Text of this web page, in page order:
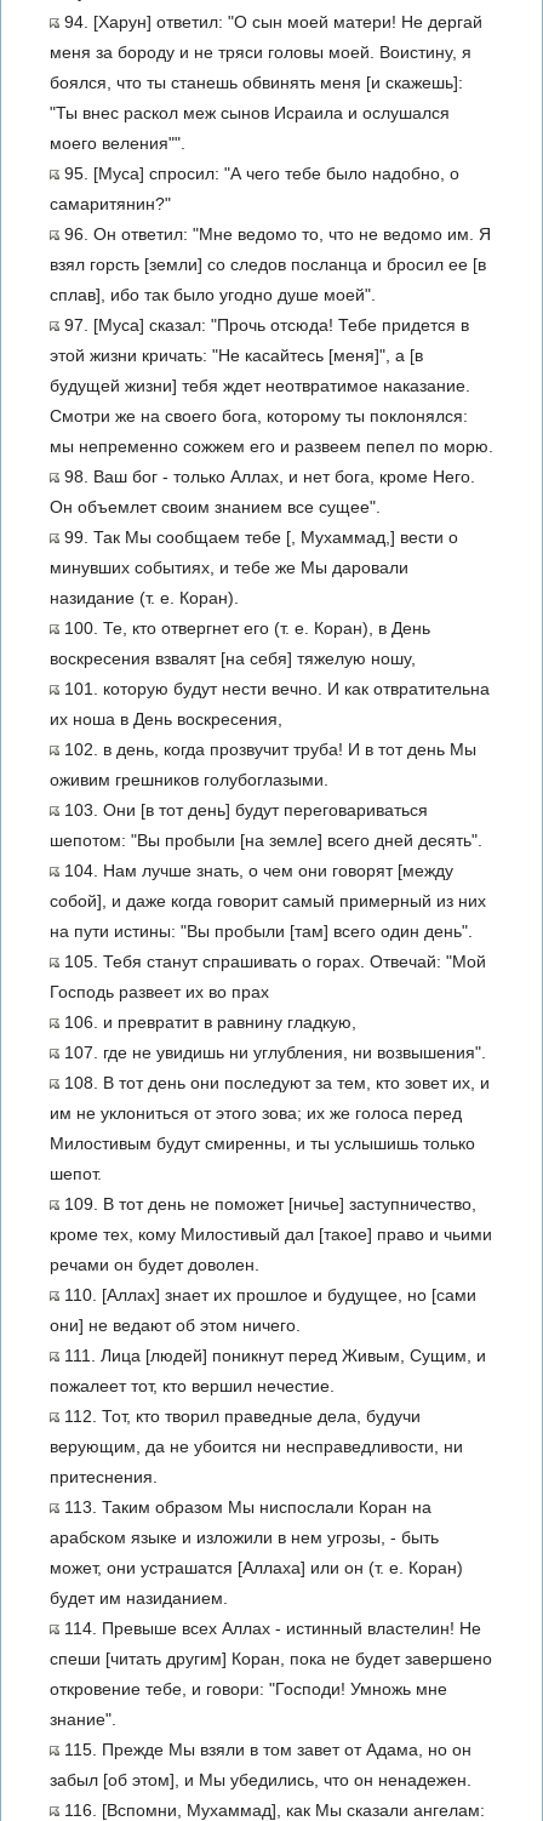
94. [Харун] ответил: "О сын моей матери! Не дергай
меня за бороду и не тряси головы моей. Воистину, я
боялся, что ты станешь обвинять меня [и скажешь]:
"Ты внес раскол меж сынов Исраила и ослушался
моего веления"".
95. [Муса] спросил: "А чего тебе было надобно, о
самаритянин?"
96. Он ответил: "Мне ведомо то, что не ведомо им. Я
взял горсть [земли] со следов посланца и бросил ее [в
сплав], ибо так было угодно душе моей".
97. [Муса] сказал: "Прочь отсюда! Тебе придется в
этой жизни кричать: "Не касайтесь [меня]", а [в
будущей жизни] тебя ждет неотвратимое наказание.
Смотри же на своего бога, которому ты поклонялся:
мы непременно сожжем его и развеем пепел по морю.
98. Ваш бог - только Аллах, и нет бога, кроме Него.
Он объемлет своим знанием все сущее".
99. Так Мы сообщаем тебе [, Мухаммад,] вести о
минувших событиях, и тебе же Мы даровали
назидание (т. е. Коран).
100. Те, кто отвергнет его (т. е. Коран), в День
воскресения взвалят [на себя] тяжелую ношу,
101. которую будут нести вечно. И как отвратительна
их ноша в День воскресения,
102. в день, когда прозвучит труба! И в тот день Мы
оживим грешников голубоглазыми.
103. Они [в тот день] будут переговариваться
шепотом: "Вы пробыли [на земле] всего дней десять".
104. Нам лучше знать, о чем они говорят [между
собой], и даже когда говорит самый примерный из них
на пути истины: "Вы пробыли [там] всего один день".
105. Тебя станут спрашивать о горах. Отвечай: "Мой
Господь развеет их во прах
106. и превратит в равнину гладкую,
107. где не увидишь ни углубления, ни возвышения".
108. В тот день они последуют за тем, кто зовет их, и
им не уклониться от этого зова; их же голоса перед
Милостивым будут смиренны, и ты услышишь только
шепот.
109. В тот день не поможет [ничье] заступничество,
кроме тех, кому Милостивый дал [такое] право и чьими
речами он будет доволен.
110. [Аллах] знает их прошлое и будущее, но [сами
они] не ведают об этом ничего.
111. Лица [людей] поникнут перед Живым, Сущим, и
пожалеет тот, кто вершил нечестие.
112. Тот, кто творил праведные дела, будучи
верующим, да не убоится ни несправедливости, ни
притеснения.
113. Таким образом Мы ниспослали Коран на
арабском языке и изложили в нем угрозы, - быть
может, они устрашатся [Аллаха] или он (т. е. Коран)
будет им назиданием.
114. Превыше всех Аллах - истинный властелин! Не
спеши [читать другим] Коран, пока не будет завершено
откровение тебе, и говори: "Господи! Умножь мне
знание".
115. Прежде Мы взяли в том завет от Адама, но он
забыл [об этом], и Мы убедились, что он ненадежен.
116. [Вспомни, Мухаммад], как Мы сказали ангелам: